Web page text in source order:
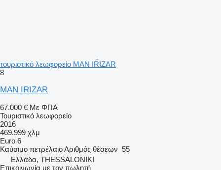
τουριστικό λεωφορείο MAN IRIZAR
8
MAN IRIZAR
67.000 € Με ΦΠΑ
Τουριστικό λεωφορείο
2016
469.999 χλμ
Euro 6
Καύσιμο πετρέλαιοΑριθμός θέσεων 55
Ελλάδα, THESSALONIKI
Επικοινωνία με τον πωλητή